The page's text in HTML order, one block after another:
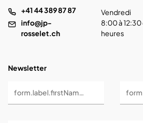
+41 44 389 87 87
info@jp-
rosselet.ch
Vendredi
8:00 à
heures
Newsletter
form.label.firstName *